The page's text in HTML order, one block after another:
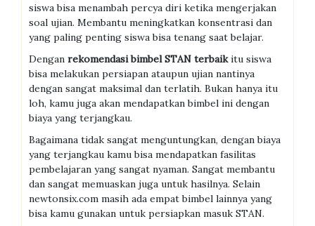
siswa bisa menambah percya diri ketika mengerjakan
soal ujian. Membantu meningkatkan konsentrasi dan
yang paling penting siswa bisa tenang saat belajar.
Dengan rekomendasi bimbelSTAN terbaikitu siswa
bisa melakukan persiapan ataupun ujian nantinya
dengan sangat maksimal dan terlatih. Bukan hanya itu
loh, kamu juga akan mendapatkan bimbel ini dengan
biaya yang terjangkau.
Bagaimana tidak sangat menguntungkan, dengan biaya
yang terjangkau kamu bisa mendapatkan fasilitas
pembelajaran yang sangat nyaman. Sangat membantu
dan sangat memuaskan juga untuk hasilnya. Selain
newtonsix.com masih ada empat bimbel lainnya yang
bisa kamu gunakan untuk persiapkan masuk STAN.